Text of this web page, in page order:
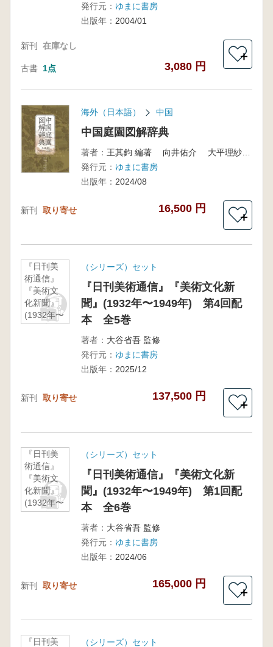
発行元： ゆまに書房
出版年： 2004/01
新刊 在庫なし
古書 1点 3,080 円
＋
海外（日本語） 中国
中国庭園図解辞典
著者：
王其鈞 編著 向井佑介 大平理紗[訳]
発行元： ゆまに書房
出版年： 2024/08
新刊 取り寄せ 16,500 円
＋
『日刊美
術通信』
『美術文
化新聞』
(1932年〜
1949年)
（シリーズ）セット
『日刊美術通信』『美術文化新
聞』(1932年〜1949年) 第4回配
本 全5巻
著者： 大谷省吾 監修
発行元： ゆまに書房
出版年： 2025/12
新刊 取り寄せ 137,500 円
＋
『日刊美
術通信』
『美術文
化新聞』
(1932年〜
1949年)
（シリーズ）セット
『日刊美術通信』『美術文化新
聞』(1932年〜1949年) 第1回配
本 全6巻
著者： 大谷省吾 監修
発行元： ゆまに書房
出版年： 2024/06
新刊 取り寄せ 165,000 円
＋
『日刊美 （シリーズ）セット